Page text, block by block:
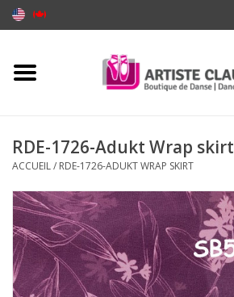
Accueil
Vêtements
Souliers
Marques
RDE-1726-Adukt Wrap skirt
ACCUEIL/ RDE-1726-ADUKT WRAP SKIRT